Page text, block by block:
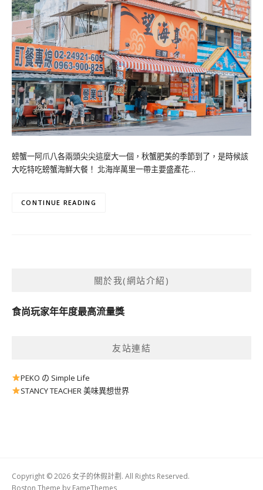
螃蟹一阿爪八各兩頭尖尖這麼大一個，秋蟹肥美的季節到了，是時候該
大吃特吃螃蟹海鮮大餐！ 北海岸萬里一帶主要盛產花…
CONTINUE READING
關於我(網站介紹)
食尚玩家年年度最高流量獎
友站連結
PEKO の Simple Life
STANCY TEACHER 美味異想世界
Copyright © 2026 女子的休假計劃. All Rights Reserved.
Boston Theme by FameThemes